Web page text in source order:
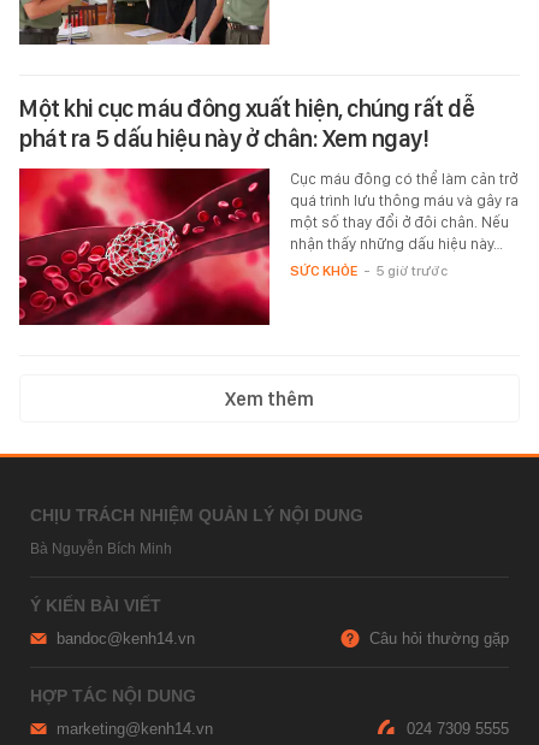
Một khi cục máu đông xuất hiện, chúng rất dễ
phát ra 5 dấu hiệu này ở chân: Xem ngay!
Cục máu đông có thể làm cản trở
quá trình lưu thông máu và gây ra
một số thay đổi ở đôi chân. Nếu
nhận thấy những dấu hiệu này…
SỨC KHỎE - 5 giờ trước
Xem thêm
CHỊU TRÁCH NHIỆM QUẢN LÝ NỘI DUNG
Bà Nguyễn Bích Minh
Ý KIẾN BÀI VIẾT
bandoc@kenh14.vn Câu hỏi thường gặp
HỢP TÁC NỘI DUNG
marketing@kenh14.vn 024 7309 5555